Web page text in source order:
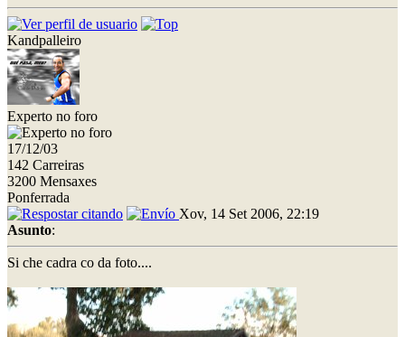
Kandpalleiro
Experto no foro
17/12/03
142 Carreiras
3200 Mensaxes
Ponferrada
Xov, 14 Set 2006, 22:19
Asunto:
Si che cadra co da foto....